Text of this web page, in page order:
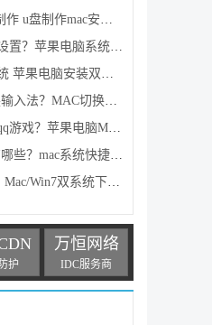
mac安装盘教程图文详细介
电脑系统恢复出厂设置教程
脑安装双系统图文教程
切换输入法快捷键介绍
电脑MAC玩QQ游戏方法介绍
系统快捷键大全详细介绍(全
双系统下截屏快捷键介绍
护
万恒网络
IDC服务商